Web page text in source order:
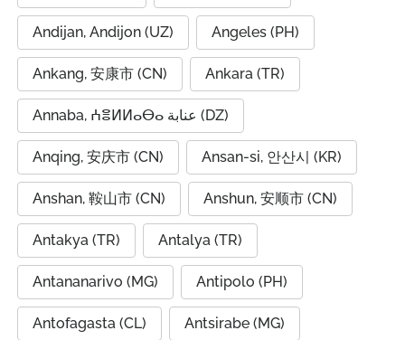
Andijan, Andijon (UZ) Angeles (PH)
Ankang, 安康市 (CN) Ankara (TR)
Annaba, ⵄⴻⵍⵍⴰⴱⴰ عنابة (DZ)
Anqing, 安庆市 (CN) Ansan-si, 안산시 (KR)
Anshan, 鞍山市 (CN) Anshun, 安顺市 (CN)
Antakya (TR) Antalya (TR)
Antananarivo (MG) Antipolo (PH)
Antofagasta (CL) Antsirabe (MG)